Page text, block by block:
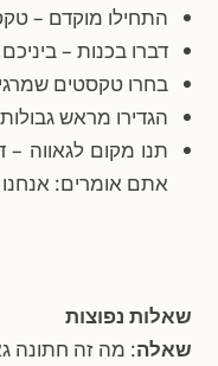
התחילו מוקדם –
דברו בכנות –
בחרו טקסטים
הגדירו מראש
תנו מקום לגאווה
אתם אומרים: אנחנו
שאלות נפוצות
שאלה: מה זה חתונה